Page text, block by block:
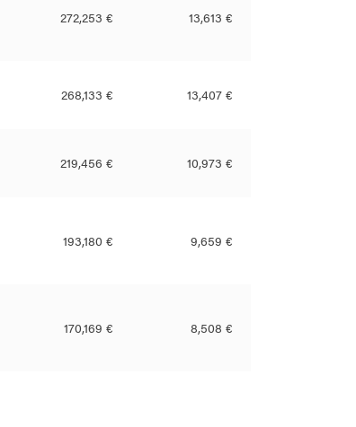
272,253 € 13,613 €
268,133 € 13,407 €
219,456 € 10,973 €
193,180 € 9,659 €
170,169 € 8,508 €